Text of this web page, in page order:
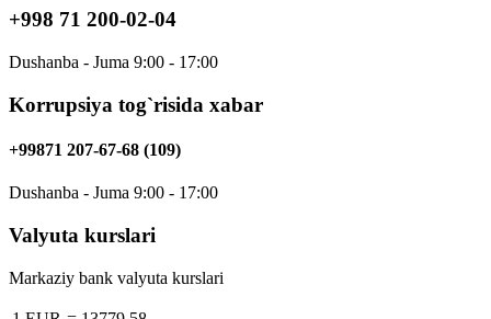
+998 71 200-02-04
Dushanba - Juma 9:00 - 17:00
Korrupsiya tog`risida xabar
+99871 207-67-68 (109)
Dushanba - Juma 9:00 - 17:00
Valyuta kurslari
Markaziy bank valyuta kurslari